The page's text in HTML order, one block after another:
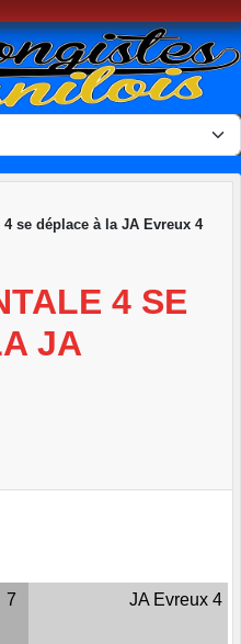
se déplace à la JA Evreux 4
4 SE
JA
7 JA Evreux 4